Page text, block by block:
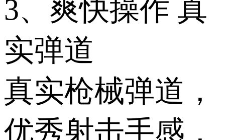
3、爽快操作 真
实弹道
真实枪械弹道，
优秀射击手感，